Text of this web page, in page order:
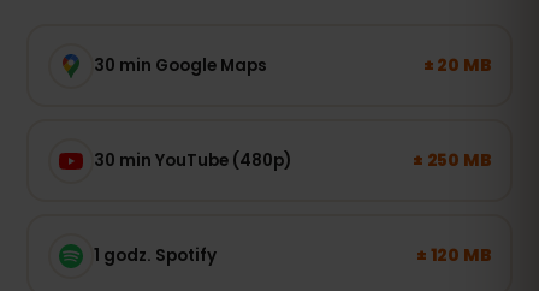
30 min Google Maps ± 20 MB
30 min YouTube (480p) ± 250 MB
1 godz. Spotify ± 120 MB